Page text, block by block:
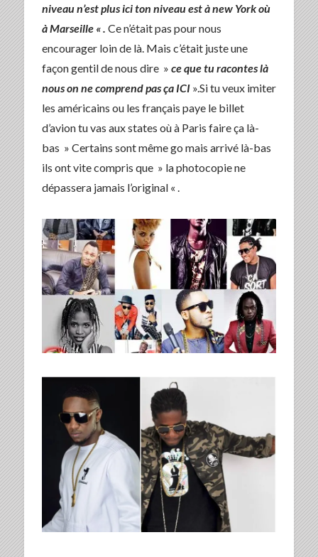
niveau n’est plus ici ton niveau est à new York où
à Marseille « . Ce n’était pas pour nous
encourager loin de là. Mais c’était juste une
façon gentil de nous dire » ce que tu racontes là
nous on ne comprend pas ça ICI».Si tu veux imiter
les américains ou les français paye le billet
d’avion tu vas aux states où à Paris faire ça là-
bas » Certains sont même go mais arrivé là-bas
ils ont vite compris que » la photocopie ne
dépassera jamais l’original « .